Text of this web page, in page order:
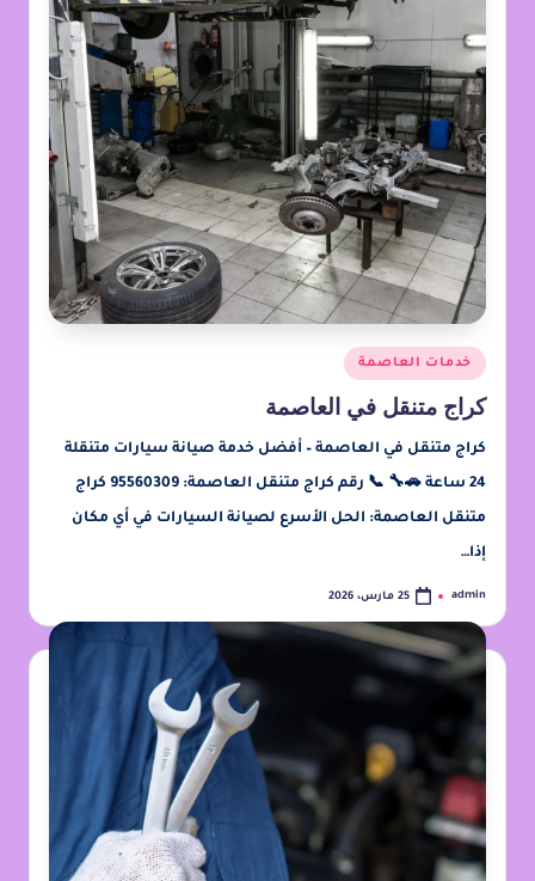
خدمات العاصمة
كراج متنقل في العاصمة
كراج متنقل في العاصمة – أفضل خدمة صيانة سيارات متنقلة
24 ساعة 🚗🔧 📞 رقم كراج متنقل العاصمة: 95560309 كراج
متنقل العاصمة: الحل الأسرع لصيانة السيارات في أي مكان
إذا…
admin 25 مارس، 2026